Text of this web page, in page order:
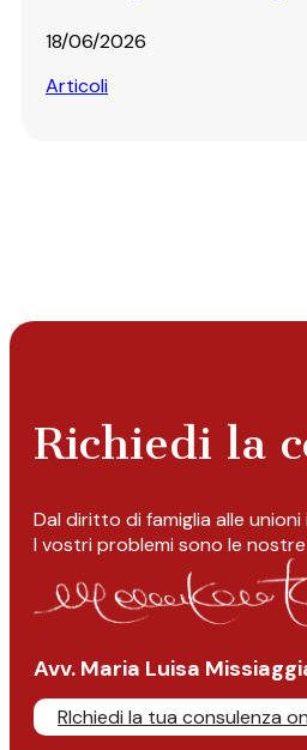
18/06/2026
Articoli
Richiedi la
Dal diritto di famiglia alle
I vostri problemi sono le
Avv. Maria Luisa
RIchiedi la tua consulenza